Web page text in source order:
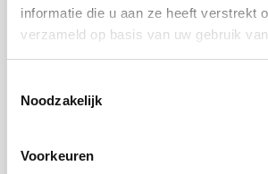
informatie die u aan ze heeft verstrekt
verzameld op basis van uw gebruik
Noodzakelijk
Voorkeuren
Cock